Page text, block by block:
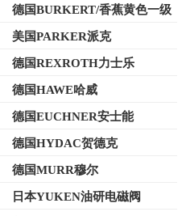
德国BURKERT/香蕉黄色一级
视频电磁阀
美国PARKER派克
德国REXROTH力士乐
德国HAWE哈威
德国EUCHNER安士能
德国HYDAC贺德克
德国MURR穆尔
日本YUKEN油研电磁阀